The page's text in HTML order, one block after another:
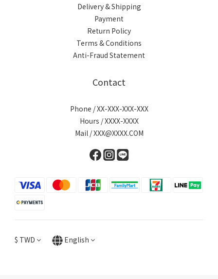
Delivery & Shipping
Payment
Return Policy
Terms & Conditions
Anti-Fraud Statement
Contact
Phone / XX-XXX-XXX-XXX
Hours / XXXX-XXXX
Mail / XXX@XXXX.COM
$ TWD English